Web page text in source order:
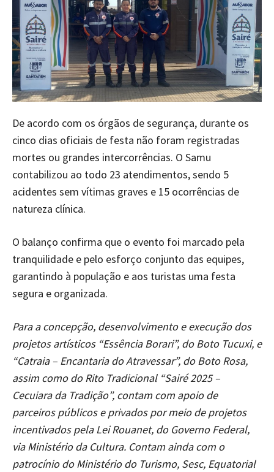
De acordo com os órgãos de segurança, durante os
cinco dias oficiais de festa não foram registradas
mortes ou grandes intercorrências. O Samu
contabilizou ao todo 23 atendimentos, sendo 5
acidentes sem vítimas graves e 15 ocorrências de
natureza clínica.
O balanço confirma que o evento foi marcado pela
tranquilidade e pelo esforço conjunto das equipes,
garantindo à população e aos turistas uma festa
segura e organizada.
Para a concepção, desenvolvimento e execução dos
projetos artísticos “Essência Borari”, do Boto Tucuxi, e
“Catraia – Encantaria do Atravessar”, do Boto Rosa,
assim como do Rito Tradicional “Sairé 2025 –
Cecuiara da Tradição”, contam com apoio de
parceiros públicos e privados por meio de projetos
incentivados pela Lei Rouanet, do Governo Federal,
via Ministério da Cultura. Contam ainda com o
patrocínio do Ministério do Turismo, Sesc, Equatorial